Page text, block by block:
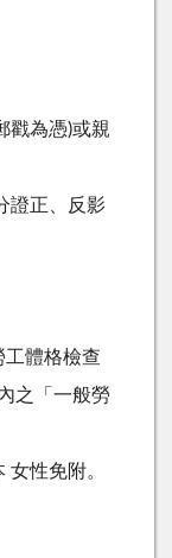
戳為憑)或親
證正、反影
工體格檢查
之「一般勞
女性免附。